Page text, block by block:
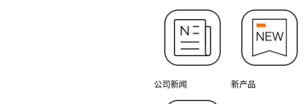
公司新闻 新产品